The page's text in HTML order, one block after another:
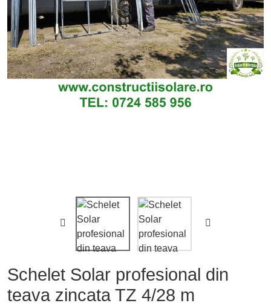
 
Schelet Solar profesional din
teava zincata TZ 4/28 m